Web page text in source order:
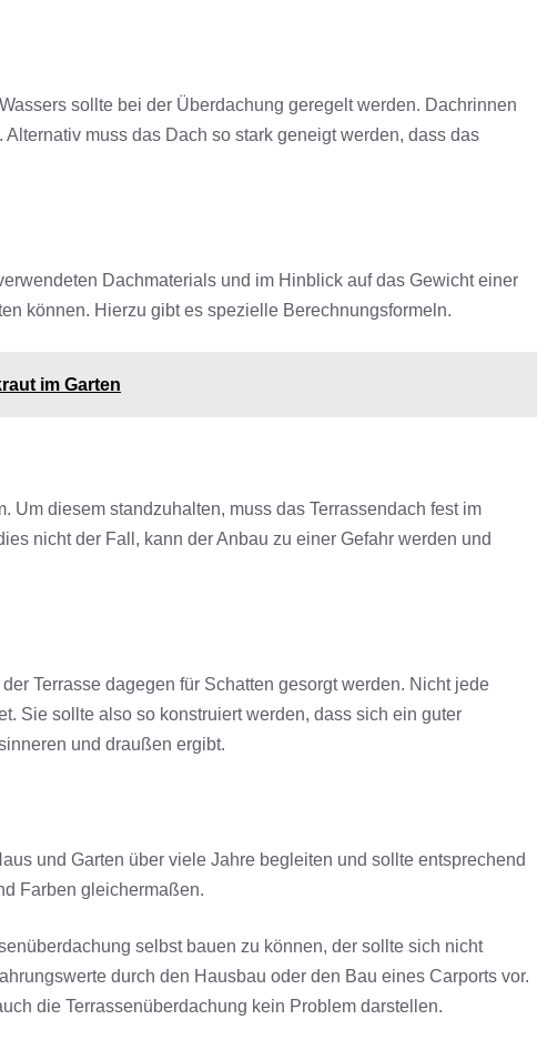
sollte bei der Überdachung geregelt werden. Dachrinnen
muss das Dach so stark geneigt werden, dass das
Dachmaterials und im Hinblick auf das Gewicht einer
können. Hierzu gibt es spezielle Berechnungsformeln.
im Garten
Um diesem standzuhalten, muss das Terrassendach fest im
nicht der Fall, kann der Anbau zu einer Gefahr werden und
Terrasse dagegen für Schatten gesorgt werden. Nicht jede
Sie sollte also so konstruiert werden, dass sich ein guter
und draußen ergibt.
und Garten über viele Jahre begleiten und sollte entsprechend
Farben gleichermaßen.
selbst bauen zu können, der sollte sich nicht
durch den Hausbau oder den Bau eines Carports vor.
die Terrassenüberdachung kein Problem darstellen.